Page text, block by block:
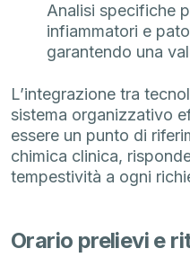
Analisi specifiche
infiammatori e
garantendo una
L’integrazione tra
sistema organizzativo
essere un punto di
chimica clinica,
tempestività a ogni
Orario prelievi e